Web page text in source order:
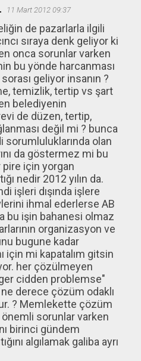
11 Mart 2012 09:37
de pazarlarla ilgili
sıraya denk geliyor ki
onca sorunlar varken
bu yönde harcanması
sorası geliyor insanın ?
temizlik, tertip vs şart
belediyenin
de düzen, tertip,
değil mi ? bunca
sorumluluklarında olan
da göstermez mi bu
pire için yorgan
nedir 2012 yılın da.
işleri dışında işlere
ihmal ederlerse AB
bu işin bahanesi olmaz
organizasyon ve
bugune kadar
için mi kapatalım gitsin
her çözülmeyen
cidden problemse"
ne derece çözüm odaklı
? Memlekette çözüm
sorunlar varken
birinci gündem
algılamak galiba ayrı